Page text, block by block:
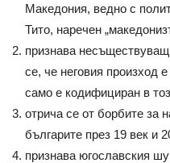
Македония, ведно с
Тито, наречен
признава
се, че неговия произход е
само е кодифициран в
отрича се от борбите за
българите през 19 век и
признава югославския